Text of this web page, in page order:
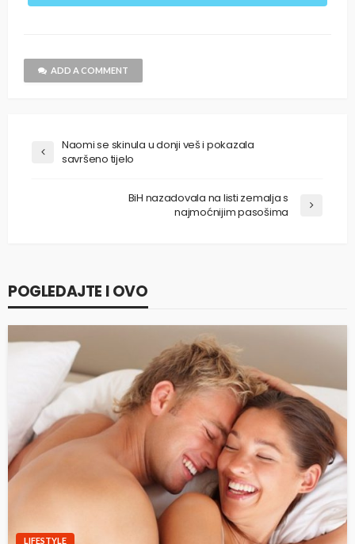
ADD A COMMENT
Naomi se skinula u donji veš i pokazala
savršeno tijelo
BiH nazadovala na listi zemalja s
najmoćnijim pasošima
POGLEDAJTE I OVO
LIFESTYLE